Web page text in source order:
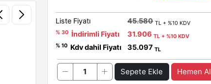
Liste Fiyatı 45.580 TL + %10 KDV
% 30 İndirimli Fiyatı 31.906TL + %10 KDV
% 10 Kdv dahil Fiyatı 35.097TL
Sepete Ekle Hemen Al